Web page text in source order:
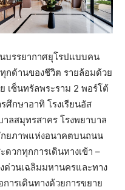
บรรยากาศยุโรปแบบคน
กด้านของชีวิต รายล้อมด้วย
เซ็นทรัลพระราม 2 พอร์โต้
ศึกษาอาทิ โรงเรียนอัส
ลสมุทรสาคร โรงพยาบาล
กยภาพแห่งอนาคตบนถนน
วกทุกการเดินทางเข้า –
ด่วนเฉลิมมหานครและทาง
ารเดินทางด้วยการขยาย